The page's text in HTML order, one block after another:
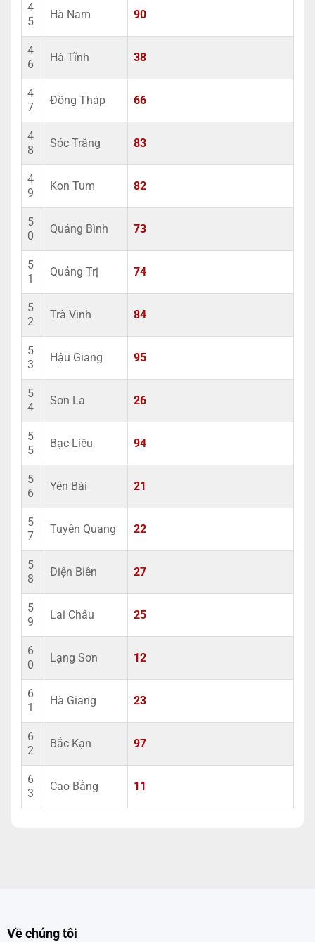
4
5
Hà Nam 90
4
6
Hà Tĩnh 38
4
7
Đồng Tháp 66
4
8
Sóc Trăng 83
4
9
Kon Tum 82
5
0
Quảng Bình 73
5
1
Quảng Trị 74
5
2
Trà Vinh 84
5
3
Hậu Giang 95
5
4
Sơn La 26
5
5
Bạc Liêu 94
5
6
Yên Bái 21
5
7
Tuyên Quang 22
5
8
Điện Biên 27
5
9
Lai Châu 25
6
0
Lạng Sơn 12
6
1
Hà Giang 23
6
2
Bắc Kạn 97
6
3
Cao Bằng 11
Về chúng tôi